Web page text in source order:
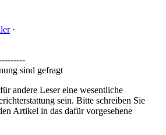
·
sind gefragt
andere Leser eine wesentliche
sein. Bitte schreiben Sie
Artikel in das dafür vorgesehene